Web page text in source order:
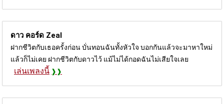
ดาว คอร์ด Zeal
ฝากชีวิตกับเธอครั้งก่อน บั่นทอนฉันทั้งหัวใจ บอกกันแล้วจะมาหาใหม่
แล้วก็ไม่เคย ฝากชีวิตกับดาวไว้ แม้ไม่ได้กอดฉันไม่เสียใจเลย
เล่นเพลงนี้